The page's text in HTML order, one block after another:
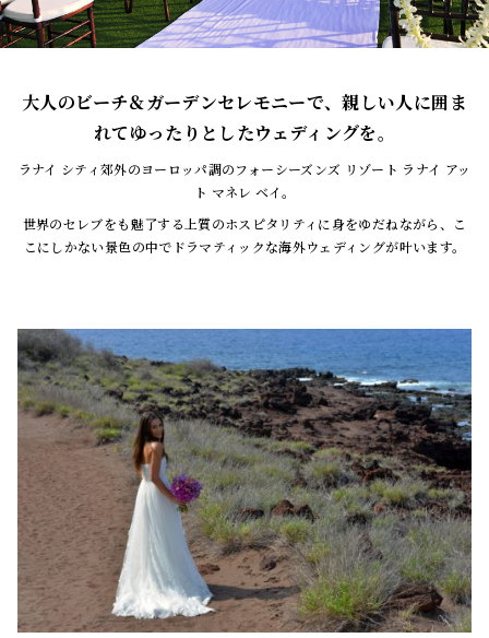
大人のビーチ＆ガーデンセレモニーで、親しい人に囲ま
れてゆったりとしたウェディングを。
ラナイ シティ郊外のヨーロッパ調のフォーシーズンズ リゾート ラナイ アッ
ト マネレ ベイ。
世界のセレブをも魅了する上質のホスピタリティに身をゆだねながら、こ
こにしかない景色の中でドラマティックな海外ウェディングが叶います。